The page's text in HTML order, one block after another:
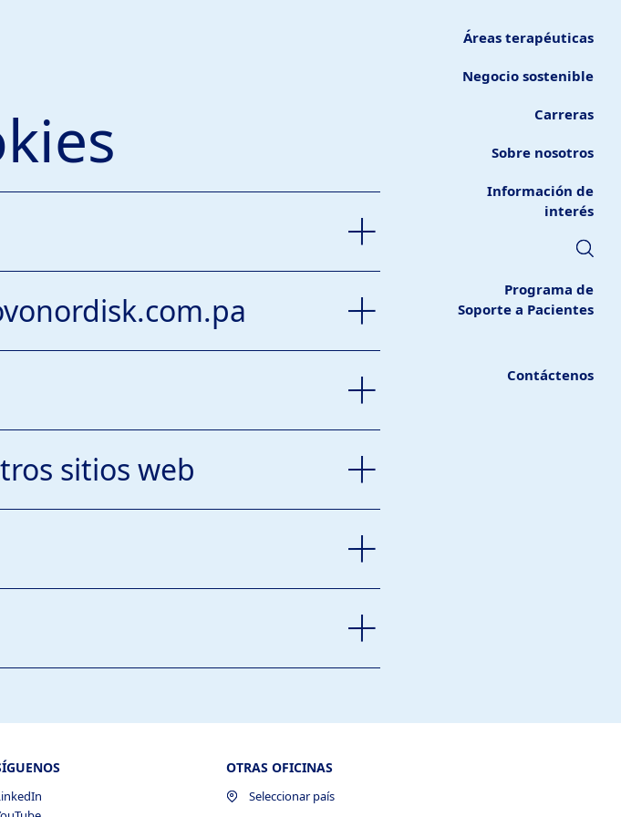
Áreas terapéuticas
Negocio sostenible
Carreras
Sobre nosotros
Información de
interés
Programa de
Soporte a Pacientes
Contáctenos
sitios web
OTRAS OFICINAS
Seleccionar país